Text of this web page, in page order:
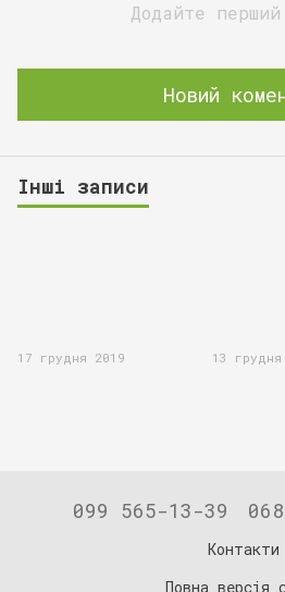
Додайте
Новий
Інші записи
17 грудня 2019 13
099 565-13-39
Контакти
Повна версія